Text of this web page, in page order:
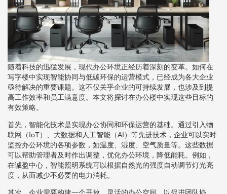
随着科技的迅猛发展，现代办公环境正经历着深刻的变革。如何在
写字楼中实现智能协同与低碳环保的运营模式，已经成为各大企业
亟待解决的重要课题。这不仅关乎企业的可持续发展，也涉及到提
高工作效率和员工满意度。本文将探讨在办公楼中实现这些目标的
有效策略。
首先，智能化技术是实现办公协同和环保运营的基础。通过引入物
联网（IoT）、大数据和人工智能（AI）等先进技术，企业可以实时
监控办公环境的各项参数，如温度、湿度、空气质量等。这些数据
可以帮助管理者及时作出调整，优化办公环境，降低能耗。例如，
在诚盈中心，智能照明系统可以根据自然光的强度自动调节灯光亮
度，从而减少不必要的电力消耗。